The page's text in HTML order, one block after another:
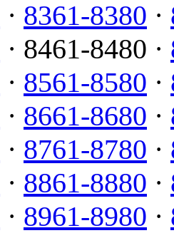
· 8361-8380 ·
· 8461-8480 ·
· 8561-8580 ·
· 8661-8680 ·
· 8761-8780 ·
· 8861-8880 ·
· 8961-8980 ·